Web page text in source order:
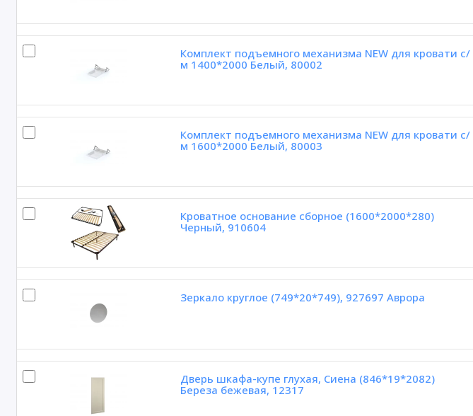
Комплект подъемного механизма NEW для кровати с/
м 1400*2000 Белый, 80002
Комплект подъемного механизма NEW для кровати с/
м 1600*2000 Белый, 80003
Кроватное основание сборное (1600*2000*280)
Черный, 910604
Зеркало круглое (749*20*749), 927697 Аврора
Дверь шкафа-купе глухая, Сиена (846*19*2082)
Береза бежевая, 12317